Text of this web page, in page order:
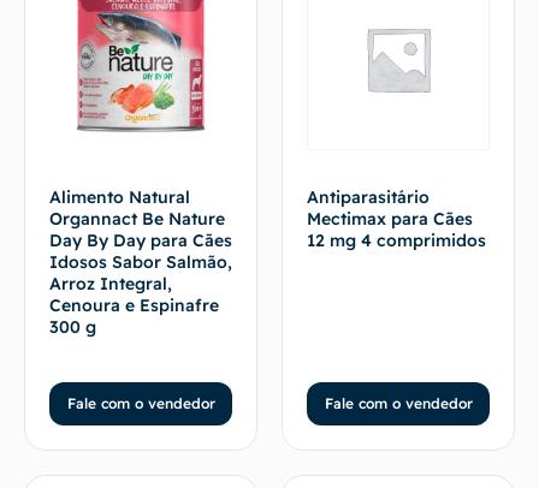
Alimento Natural
Organnact Be Nature
Day By Day para Cães
Idosos Sabor Salmão,
Arroz Integral,
Cenoura e Espinafre
300 g
Fale com o vendedor
Antiparasitário
Mectimax para Cães
12 mg 4 comprimidos
Fale com o vendedor